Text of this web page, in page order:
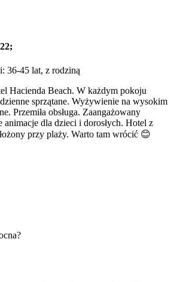
36-45 lat, z rodziną
Hacienda Beach. W każdym pokoju
sprzątane. Wyżywienie na wysokim
Przemiła obsługa. Zaangażowany
animacje dla dzieci i dorosłych. Hotel z
przy plaży. Warto tam wrócić 😊